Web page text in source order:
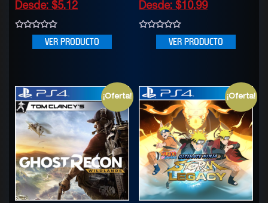
Desde: $5.12
VER PRODUCTO
Desde: $10.99
VER PRODUCTO
¡Oferta! ¡Oferta!